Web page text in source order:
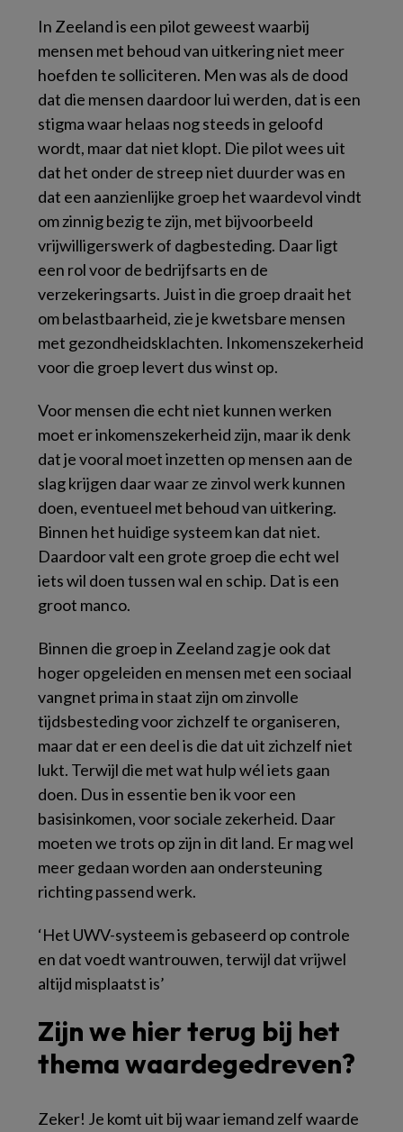
In Zeeland is een pilot geweest waarbij
mensen met behoud van uitkering niet meer
hoefden te solliciteren. Men was als de dood
dat die mensen daardoor lui werden, dat is een
stigma waar helaas nog steeds in geloofd
wordt, maar dat niet klopt. Die pilot wees uit
dat het onder de streep niet duurder was en
dat een aanzienlijke groep het waardevol vindt
om zinnig bezig te zijn, met bijvoorbeeld
vrijwilligerswerk of dagbesteding. Daar ligt
een rol voor de bedrijfsarts en de
verzekeringsarts. Juist in die groep draait het
om belastbaarheid, zie je kwetsbare mensen
met gezondheidsklachten. Inkomenszekerheid
voor die groep levert dus winst op.
Voor mensen die echt niet kunnen werken
moet er inkomenszekerheid zijn, maar ik denk
dat je vooral moet inzetten op mensen aan de
slag krijgen daar waar ze zinvol werk kunnen
doen, eventueel met behoud van uitkering.
Binnen het huidige systeem kan dat niet.
Daardoor valt een grote groep die echt wel
iets wil doen tussen wal en schip. Dat is een
groot manco.
Binnen die groep in Zeeland zag je ook dat
hoger opgeleiden en mensen met een sociaal
vangnet prima in staat zijn om zinvolle
tijdsbesteding voor zichzelf te organiseren,
maar dat er een deel is die dat uit zichzelf niet
lukt. Terwijl die met wat hulp wél iets gaan
doen. Dus in essentie ben ik voor een
basisinkomen, voor sociale zekerheid. Daar
moeten we trots op zijn in dit land. Er mag wel
meer gedaan worden aan ondersteuning
richting passend werk.
‘Het UWV-systeem is gebaseerd op controle
en dat voedt wantrouwen, terwijl dat vrijwel
altijd misplaatst is’
Zijn we hier terug bij het
thema waardegedreven?
Zeker! Je komt uit bij waar iemand zelf waarde